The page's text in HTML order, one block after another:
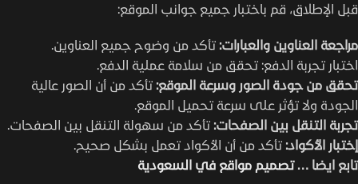
قبل الإطلاق، قم باختبار جميع جوانب الموقع:
مراجعة العناوين والعبارات: تأكد من وضوح جميع العناوين.
اختبار تجربة الدفع: تحقق من سلامة عملية الدفع.
تحقق من جودة الصور وسرعة الموقع: تأكد من أن الصور عالية
الجودة ولا تؤثر على سرعة تحميل الموقع.
تجربة التنقل بين الصفحات: تأكد من سهولة التنقل بين الصفحات.
إختبار الأكواد: تأكد من أن الأكواد تعمل بشكل صحيح.
تابع ايضا … تصميم مواقع في السعودية